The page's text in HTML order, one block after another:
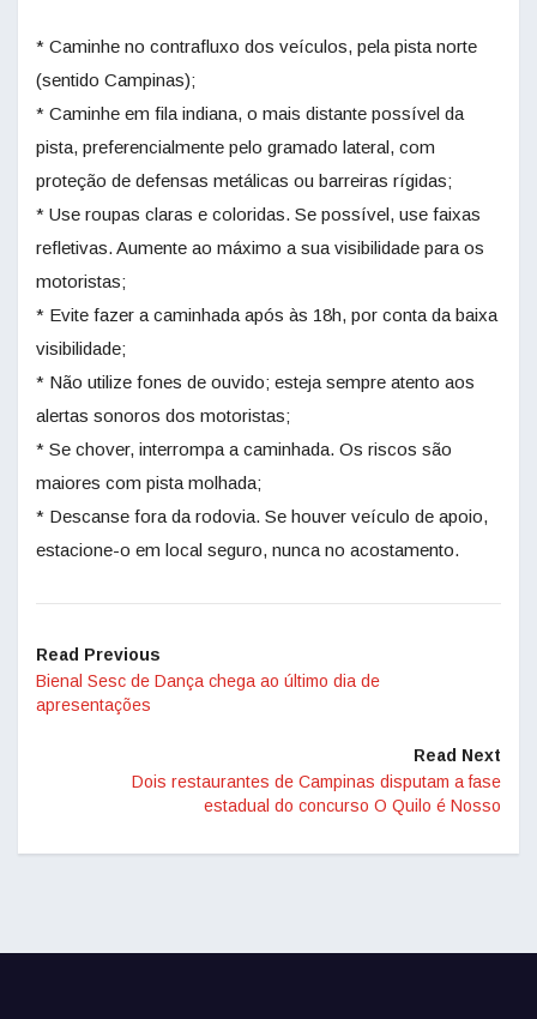
* Caminhe no contrafluxo dos veículos, pela pista norte
(sentido Campinas);
* Caminhe em fila indiana, o mais distante possível da
pista, preferencialmente pelo gramado lateral, com
proteção de defensas metálicas ou barreiras rígidas;
* Use roupas claras e coloridas. Se possível, use faixas
refletivas. Aumente ao máximo a sua visibilidade para os
motoristas;
* Evite fazer a caminhada após às 18h, por conta da baixa
visibilidade;
* Não utilize fones de ouvido; esteja sempre atento aos
alertas sonoros dos motoristas;
* Se chover, interrompa a caminhada. Os riscos são
maiores com pista molhada;
* Descanse fora da rodovia. Se houver veículo de apoio,
estacione-o em local seguro, nunca no acostamento.
Read Previous
Bienal Sesc de Dança chega ao último dia de
apresentações
Read Next
Dois restaurantes de Campinas disputam a fase
estadual do concurso O Quilo é Nosso